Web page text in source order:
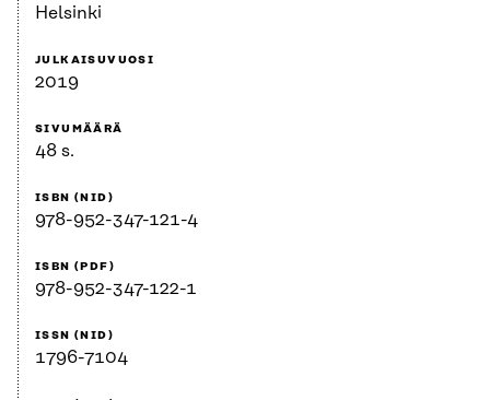
Helsinki
JULKAISUVUOSI
2019
SIVUMÄÄRÄ
48 s.
ISBN (NID)
978-952-347-121-4
ISBN (PDF)
978-952-347-122-1
ISSN (NID)
1796-7104